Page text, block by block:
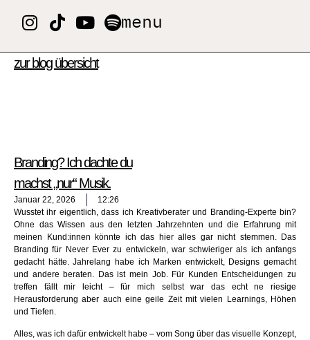
menu
zur blog übersicht
Branding? Ich dachte du
machst „nur“ Musik.
Januar 22, 2026
12:26
Wusstet ihr eigentlich, dass ich Kreativberater und Branding-Experte bin?
Ohne das Wissen aus den letzten Jahrzehnten und die Erfahrung mit
meinen Kund:innen könnte ich das hier alles gar nicht stemmen. Das
Branding für Never Ever zu entwickeln, war schwieriger als ich anfangs
gedacht hätte. Jahrelang habe ich Marken entwickelt, Designs gemacht
und andere beraten. Das ist mein Job. Für Kunden Entscheidungen zu
treffen fällt mir leicht – für mich selbst war das echt ne riesige
Herausforderung aber auch eine geile Zeit mit vielen Learnings, Höhen
und Tiefen.
Alles, was ich dafür entwickelt habe – vom Song über das visuelle Konzept,